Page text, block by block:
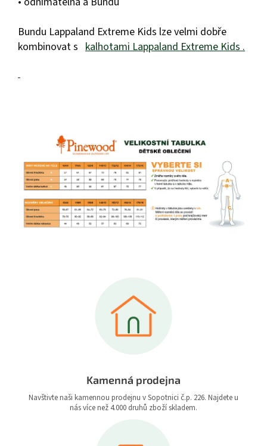
Bundu Lappaland Extreme Kids lze velmi dobře
kombinovat s kalhotami Lappaland Extreme Kids .
Kamenná prodejna
Navštivte naši kamennou prodejnu v Sopotnici č.p. 226. Najdete u
nás více než 4.000 druhů zboží skladem.